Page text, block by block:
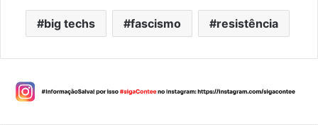
big techs fascismo resistência